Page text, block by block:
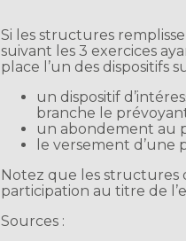
Si les structures
suivant les 3 exercices
place l’un des dispositifs
un dispositif
branche le
un abondement au
le versement
Notez que les structures
participation au titre de
Sources :